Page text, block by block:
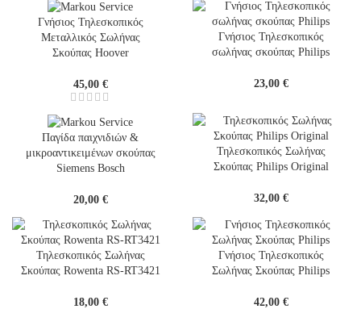
Γνήσιος Τηλεσκοπικός
Μεταλλικός Σωλήνας
Σκούπας Hoover
45,00 €
Γνήσιος Τηλεσκοπικός
σωλήνας σκούπας Philips
23,00 €
Παγίδα παιχνιδιών &
μικροαντικειμένων σκούπας
Siemens Bosch
20,00 €
Τηλεσκοπικός Σωλήνας
Σκούπας Philips Original
32,00 €
Τηλεσκοπικός Σωλήνας
Σκούπας Rowenta RS-RT3421
18,00 €
Γνήσιος Τηλεσκοπικός
Σωλήνας Σκούπας Philips
42,00 €